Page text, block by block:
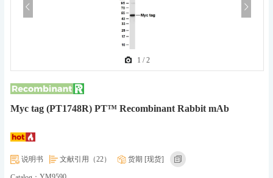
Myc tag (PT1748R) PT™ Recombinant Rabbit mAb
说明书 文献引用（22） 货期 [现货]
1 /2